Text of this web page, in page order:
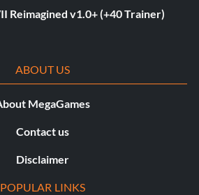
Reimagined v1.0+ (+40 Trainer)
ABOUT US
MegaGames
Contact us
Disclaimer
POPULAR LINKS